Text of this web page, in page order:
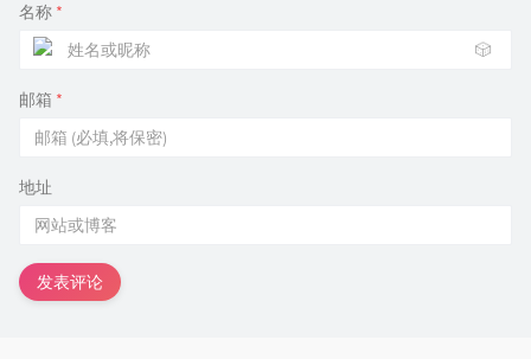
名称 *
🎲
邮箱 *
地址
发表评论